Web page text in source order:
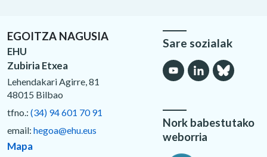
EGOITZA NAGUSIA
EHU
Zubiria Etxea
Lehendakari Agirre, 81
48015 Bilbao
tfno.: (34) 94 601 70 91
email: hegoa@ehu.eus
Mapa
Sare sozialak
Nork babestutako
weborria